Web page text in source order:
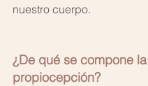
nuestro cuerpo.
¿De qué se compone la
propiocepción?